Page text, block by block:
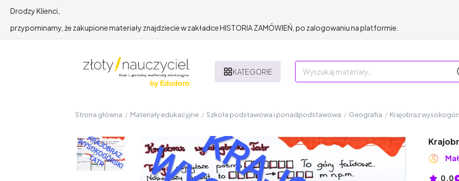
Drodzy Klienci,
przypominamy, że zakupione materiały znajdziecie w zakładce HISTORIA ZAMÓWIEŃ, po zalogowaniu na platformie.
KATEGORIE
Strona główna / Materiały edukacyjne / Szkoła podstawowa i ponadpodstawowa / Geografia / Krajobraz
0.0